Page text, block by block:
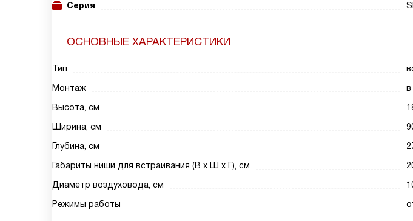
Серия
ОСНОВНЫЕ ХАРАКТЕРИСТИКИ
Тип
Монтаж
Высота, см
Ширина, см
Глубина, см
Габариты ниши для встраивания (В х Ш х Г), см
Диаметр воздуховода, см
Режимы работы